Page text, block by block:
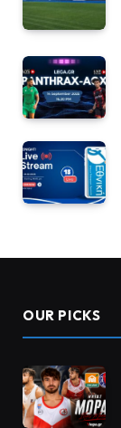
OUR PICKS